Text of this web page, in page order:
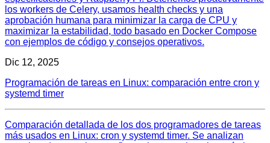
los workers de Celery, usamos health checks y una
aprobación humana para minimizar la carga de CPU y
maximizar la estabilidad, todo basado en Docker Compose
con ejemplos de código y consejos operativos.
Dic 12, 2025
Programación de tareas en Linux: comparación entre cron y
systemd timer
Comparación detallada de los dos programadores de tareas
más usados en Linux: cron y systemd timer. Se analizan